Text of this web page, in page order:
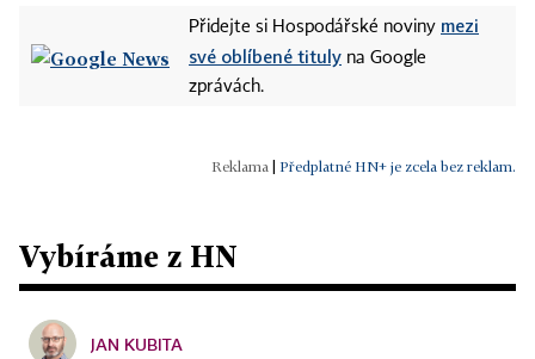
Přidejte si Hospodářské noviny mezi
své oblíbené tituly na Google
zprávách.
Předplatné HN+ je zcela bez reklam.
Vybíráme z HN
JAN KUBITA